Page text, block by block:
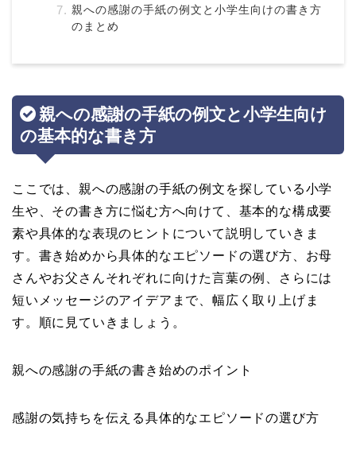
親への感謝の手紙の例文と小学生向けの書き方
のまとめ
親への感謝の手紙の例文と小学生向け
の基本的な書き方
ここでは、親への感謝の手紙の例文を探している小学
生や、その書き方に悩む方へ向けて、基本的な構成要
素や具体的な表現のヒントについて説明していきま
す。書き始めから具体的なエピソードの選び方、お母
さんやお父さんそれぞれに向けた言葉の例、さらには
短いメッセージのアイデアまで、幅広く取り上げま
す。順に見ていきましょう。
親への感謝の手紙の書き始めのポイント
感謝の気持ちを伝える具体的なエピソードの選び方